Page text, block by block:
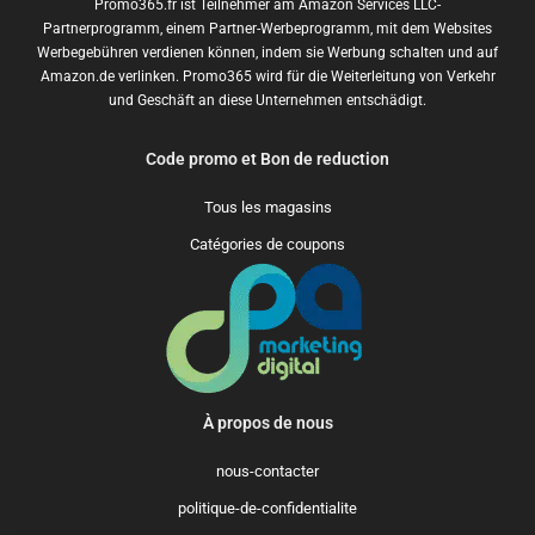
Promo365.fr ist Teilnehmer am Amazon Services LLC-
Partnerprogramm, einem Partner-Werbeprogramm, mit dem Websites
Werbegebühren verdienen können, indem sie Werbung schalten und auf
Amazon.de verlinken. Promo365 wird für die Weiterleitung von Verkehr
und Geschäft an diese Unternehmen entschädigt.
Code promo et Bon de reduction
Tous les magasins
Catégories de coupons
À propos de nous
nous-contacter
politique-de-confidentialite